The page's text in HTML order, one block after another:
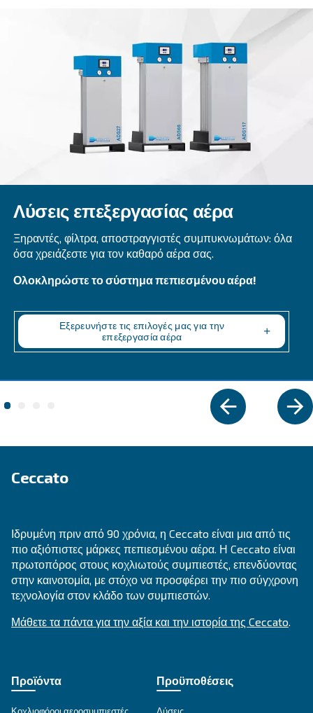
Beltair PRO
Σχεδιασμένο για επαγγελματίες, το BeltAir PRO
ικανότητα υψηλής πίεσης. Η αξιόπιστη επιλογή
απαιτητικές εργασίες.